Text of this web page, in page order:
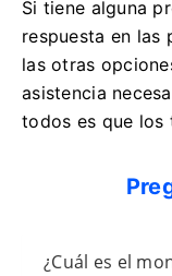
Si tiene alguna
respuesta en las
las otras
asistencia
todos es que los
¿Cuál es el